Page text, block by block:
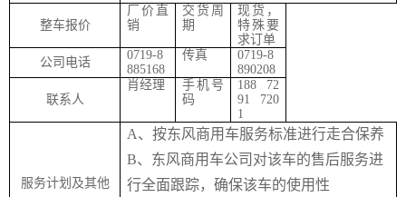
整车报价
厂价直
销
交货周
期
现货，
特殊要
求订单
公司电话
0719-8
885168
传真
0719-8
890208
联系人
肖经理
手机号
码
188 72
91 720
1
服务计划及其他
A、按东风商用车服务标准进行走合保养
B、东风商用车公司对该车的售后服务进
行全面跟踪，确保该车的使用性